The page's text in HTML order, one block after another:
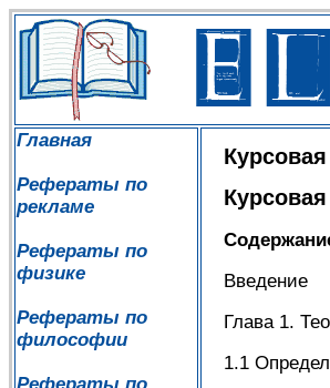
Главная
Рефераты по
рекламе
Рефераты по
физике
Рефераты по
философии
Введение
Глава 1.
1.1